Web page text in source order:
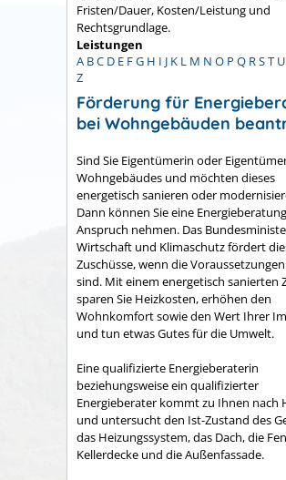
Fristen/Dauer, Kosten/Leistung und
Rechtsgrundlage.
Leistungen
A BC D E FG H I J K L M N O P Q RST U
Z
Förderung für
bei Wohngebäuden
Sind Sie Eigentümerin oder
Wohngebäudes und möchten dieses
energetisch sanieren oder
Dann können Sie eine
Anspruch nehmen. Das
Wirtschaft und Klimaschutz fördert
Zuschüsse, wenn die
sind. Mit einem energetisch sanierten
sparen Sie Heizkosten, erhöhen den
Wohnkomfort sowie den Wert Ihrer
und tun etwas Gutes für die Umwelt.
Eine qualifizierte Energieberaterin
beziehungsweise ein qualifizierter
Energieberater kommt zu Ihnen nach
und untersucht den Ist-Zustand des
das Heizungssystem, das Dach, die
Kellerdecke und die Außenfassade.